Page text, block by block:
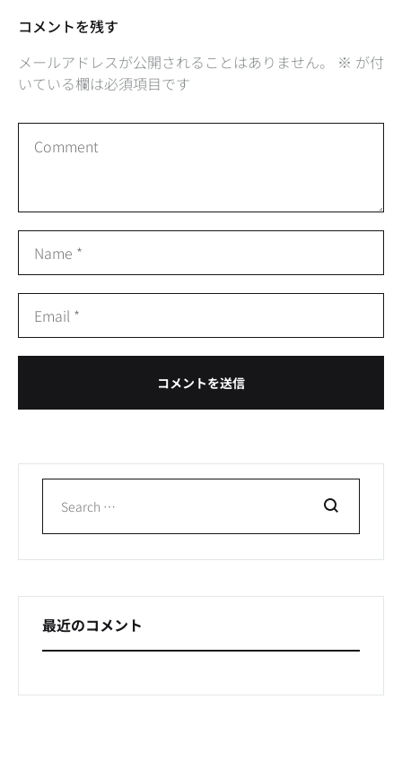
コメントを残す
メールアドレスが公開されることはありません。
※ が付
いている欄は必須項目です
Search
最近のコメント